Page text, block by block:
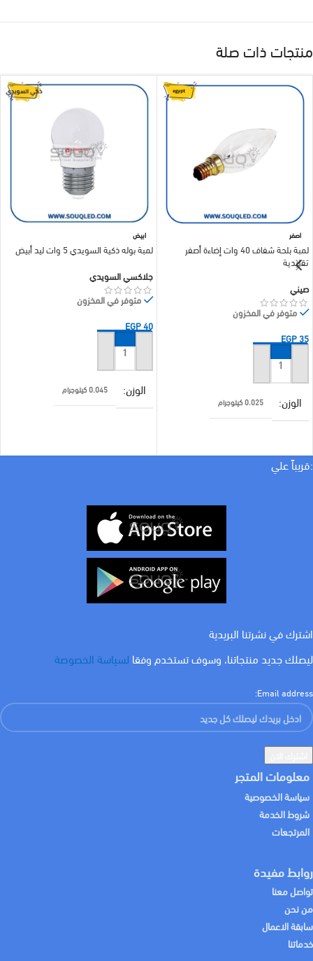
منتجات ذات صلة
اصفر
لمبة بلحة شفاف 40 وات إضاءة أصفر
تقليدية
صيني
متوفر في المخزون
EGP35
إضافة إلى السلة
الوزن 0.025 كيلوجرام
لون الاضاءة
ابيض
لمبة بوله ذكية السويدي 5 وات ليد أبيض
جلاكسي السويدي
متوفر في المخزون
EGP40
إضافة إلى السلة
الوزن 0.045 كيلوجرام
كيلفن
:قريباً علي
اشترك في نشرتنا البريدية
ليصلك جديد منتجاتنا، وسوف تستخدم وفقا لسياسة الخصوصة
Email address:
معلومات المتجر
سياسة الخصوصية
شروط الخدمة
المرتجعات
روابط مفيدة
تواصل معنا
من نحن
سابقة الاعمال
خدماتنا